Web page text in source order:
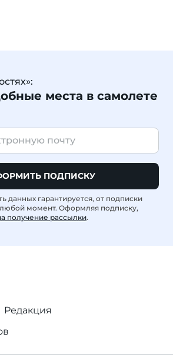
места в самолете
ПОДПИСКУ
данных гарантируется, от подписки
любой момент. Оформляя подписку,
получение рассылки.
Редакция